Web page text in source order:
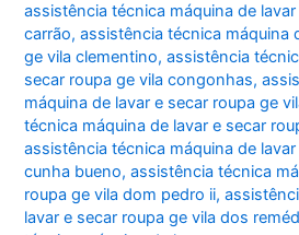
assistência técnica máquina de
carrão,assistência técnica máquina
ge vila clementino,assistência
secar roupa ge vila congonhas,
máquina de lavar e secar roupa ge
técnica máquina de lavar e secar
assistência técnica máquina de
cunha bueno,assistência técnica
roupa ge vila dom pedro ii,
lavar e secar roupa ge vila dos